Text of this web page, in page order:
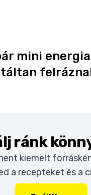
mini
ránk
kiemelt
a recepteket és a